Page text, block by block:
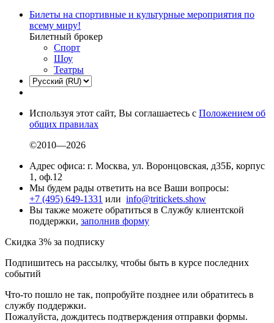
Билеты на спортивные и культурные мероприятия по
всему миру!
Билетный брокер
Спорт
Шоу
Театры
Используя этот сайт, Вы соглашаетесь с Положением об
общих правилах
©2010—2026
Адрес офиса: г. Москва, ул. Воронцовская, д35Б, корпус
1, оф.12
Мы будем рады ответить на все Ваши вопросы:
+7 (495) 649-1331 или info@tritickets.show
Вы также можете обратиться в Службу клиентской
поддержки, заполнив форму
Скидка 3% за подписку
Подпишитесь на рассылку, чтобы быть в курсе последних
событий
Что-то пошло не так, попробуйте позднее или обратитесь в
службу поддержки.
Пожалуйста, дождитесь подтверждения отправки формы.